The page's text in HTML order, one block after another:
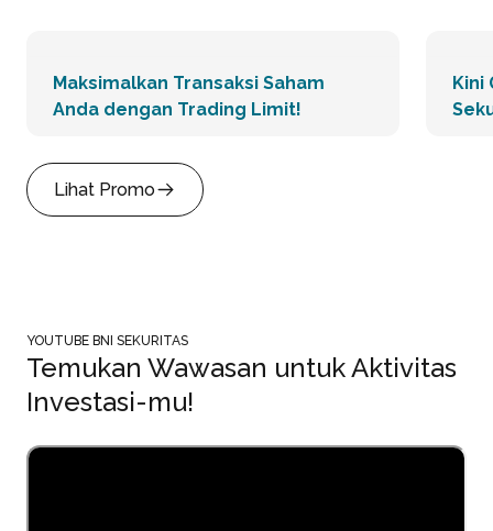
Maksimalkan Transaksi Saham
Anda dengan Trading Limit!
Kini
Lihat Promo
YOUTUBE BNI SEKURITAS
Temukan Wawasan untuk Aktivitas
Investasi-mu!